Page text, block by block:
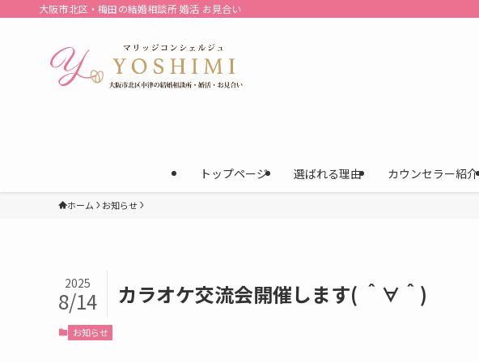
大阪市北区・梅田の結婚相談所 婚活 お見合い
トップページ 選ばれる理由 カウンセラー紹介
ホーム お知らせ
カラオケ交流会開催します( ＾∀＾)
2025
8/14
お知らせ